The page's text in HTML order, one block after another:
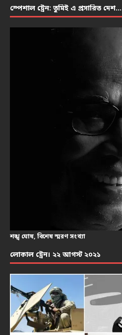
স্পেশাল ট্রেন: তুমিই এ প্রসারিত দেশ…
শঙ্খ ঘোষ, বিশেষ স্মরণ সংখ্যা
লোকাল ট্রেন। ২২ আগস্ট ২০২১